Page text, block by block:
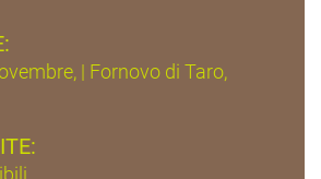
| Fornovo di Taro,